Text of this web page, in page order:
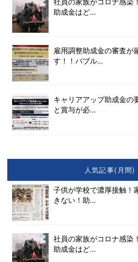
助成金はど...
雇用調整助成金の審査が
す！！バブル...
キャリアアップ助成金の
と賞与が必...
人気記事(月間)
子供が学校で濃厚接触！
きない！助...
社員の家族がコロナ感染
助成金はど...